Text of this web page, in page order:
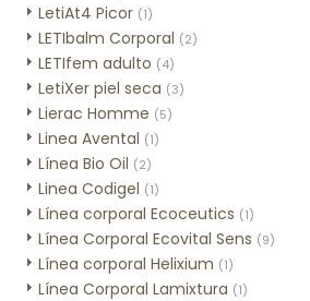
LetiAt4 Picor (1)
LETIbalm Corporal (2)
LETIfem adulto (4)
LetiXer piel seca (3)
Lierac Homme (5)
Linea Avental (1)
Línea Bio Oil (2)
Linea Codigel (1)
Línea corporal Ecoceutics (1)
Línea Corporal Ecovital Sens (9)
Línea corporal Helixium (1)
Línea Corporal Lamixtura (1)